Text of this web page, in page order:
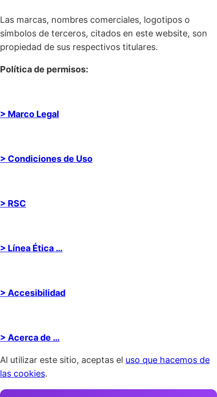
Las marcas, nombres comerciales, logotipos o
símbolos de terceros, citados en este website, son
propiedad de sus respectivos titulares.
Política de permisos:
> Marco Legal
> Condiciones de Uso
> RSC
> Línea Ética …
> Accesibilidad
> Acerca de …
Al utilizar este sitio, aceptas el uso que hacemos de
las cookies.